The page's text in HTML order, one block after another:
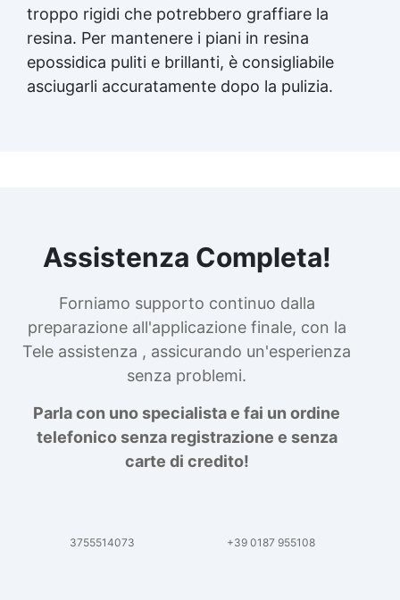
troppo rigidi che potrebbero graffiare la
resina. Per mantenere i piani in resina
epossidica puliti e brillanti, è consigliabile
asciugarli accuratamente dopo la pulizia.
Assistenza Completa!
Forniamo supporto continuo dalla
preparazione all'applicazione finale, con la
Tele assistenza , assicurando un'esperienza
senza problemi.
Parla con uno specialista e fai un ordine
telefonico senza registrazione e senza
carte di credito!
3755514073 +39 0187 955108